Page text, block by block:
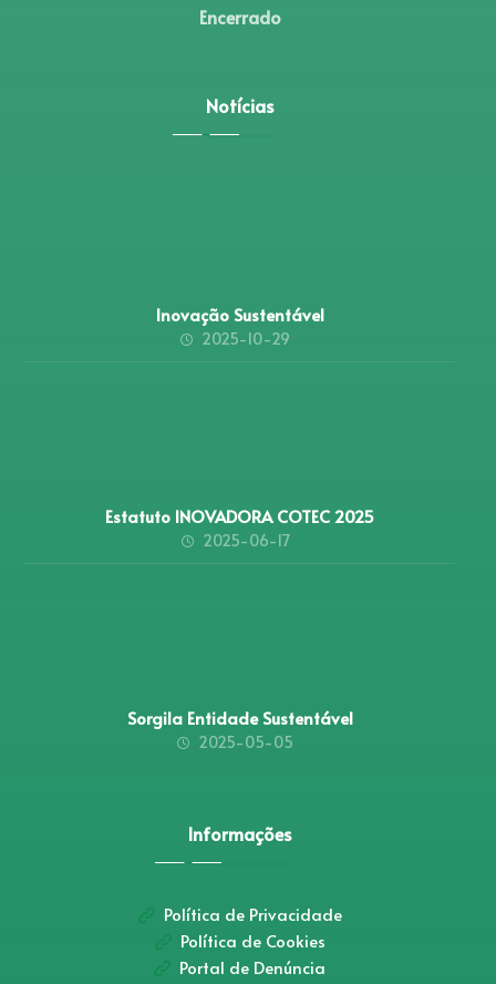
Encerrado
Notícias
Inovação Sustentável
2025-10-29
Estatuto INOVADORA COTEC 2025
2025-06-17
Sorgila Entidade Sustentável
2025-05-05
Informações
Política de Privacidade
Política de Cookies
Portal de Denúncia